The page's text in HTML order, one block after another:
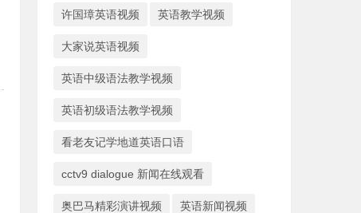
许国璋英语视频 英语教学视频
大家说英语视频
英语中级语法教学视频
英语初级语法教学视频
看老友记学地道英语口语
cctv9 dialogue 新闻在线观看
奥巴马精彩演讲视频 英语新闻视频